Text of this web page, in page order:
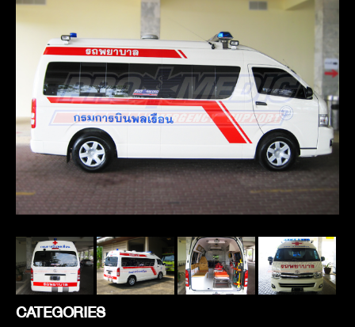
CATEGORIES